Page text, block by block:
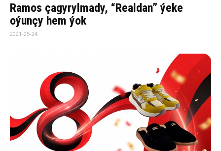
Ramos çagyrylmady, “Realdan” ýeke
oýunçy hem ýok
2021-05-24